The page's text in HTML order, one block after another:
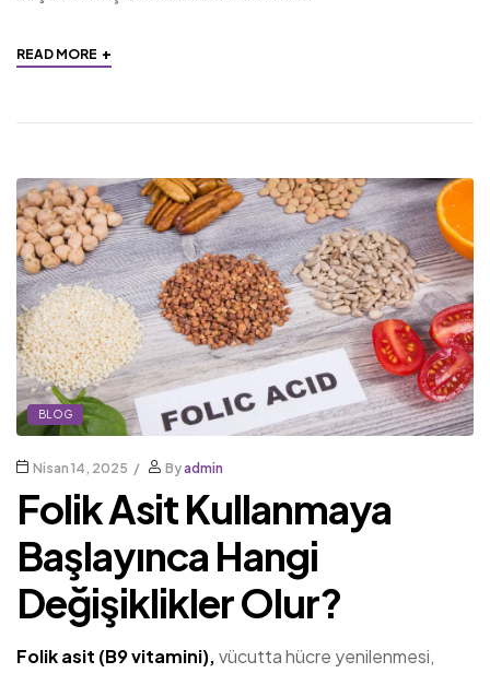
READ MORE +
BLOG
Nisan 14, 2025 Byadmin
Folik Asit Kullanmaya
Başlayınca Hangi
Değişiklikler Olur?
Folik asit (B9 vitamini),vücutta hücre yenilenmesi,